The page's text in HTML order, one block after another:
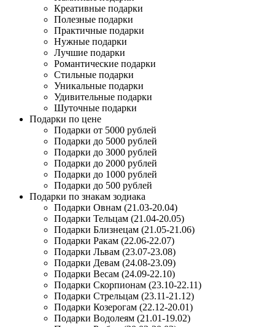
Креативные подарки
Полезные подарки
Практичные подарки
Нужные подарки
Лучшие подарки
Романтические подарки
Стильные подарки
Уникальные подарки
Удивительные подарки
Шуточные подарки
Подарки по цене
Подарки от 5000 рублей
Подарки до 5000 рублей
Подарки до 3000 рублей
Подарки до 2000 рублей
Подарки до 1000 рублей
Подарки до 500 рублей
Подарки по знакам зодиака
Подарки Овнам (21.03-20.04)
Подарки Тельцам (21.04-20.05)
Подарки Близнецам (21.05-21.06)
Подарки Ракам (22.06-22.07)
Подарки Львам (23.07-23.08)
Подарки Девам (24.08-23.09)
Подарки Весам (24.09-22.10)
Подарки Скорпионам (23.10-22.11)
Подарки Стрельцам (23.11-21.12)
Подарки Козерогам (22.12-20.01)
Подарки Водолеям (21.01-19.02)